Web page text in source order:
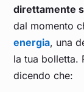
direttamente
dal momento
energia, una
la tua bolletta.
dicendo che: